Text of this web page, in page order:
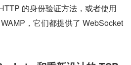
的身份验证方法，或者使用
，它们都提供了 WebSocket